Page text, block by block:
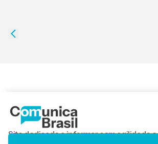
Site dedicado a informar com agilidade e